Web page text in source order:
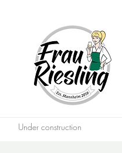
Under construction